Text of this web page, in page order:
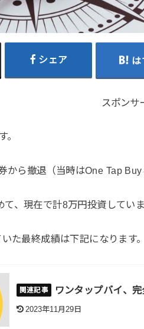
シェア は
スポンサ
。
から撤退（当時はOne Tap
、現在で計8万円投資していま
た最終成績は下記になります。
ワンタップバイ、完
2023年11月29日